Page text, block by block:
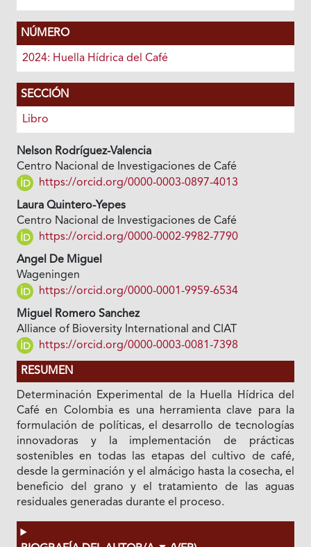
NÚMERO
2024: Huella Hídrica del Café
SECCIÓN
Libro
Nelson Rodríguez-Valencia
Centro Nacional de Investigaciones de Café
https://orcid.org/0000-0003-0897-4013
Laura Quintero-Yepes
Centro Nacional de Investigaciones de Café
https://orcid.org/0000-0002-9982-7790
Angel De Miguel
Wageningen
https://orcid.org/0000-0001-9959-6534
Miguel Romero Sanchez
Alliance of Bioversity International and CIAT
https://orcid.org/0000-0003-0081-7398
RESUMEN
Determinación Experimental de la Huella Hídrica del
Café en Colombia es una herramienta clave para la
formulación de políticas, el desarrollo de tecnologías
innovadoras y la implementación de prácticas
sostenibles en todas las etapas del cultivo de café,
desde la germinación y el almácigo hasta la cosecha, el
beneficio del grano y el tratamiento de las aguas
residuales generadas durante el proceso.